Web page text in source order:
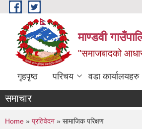
Skip to main content
माण्डवी
"समाजबादको
गृहपृष्ठ परिचय वडा कार्यालयहरु
समाचार
You are here
Home » प्रतिवेदन » सामाजिक परिक्षण